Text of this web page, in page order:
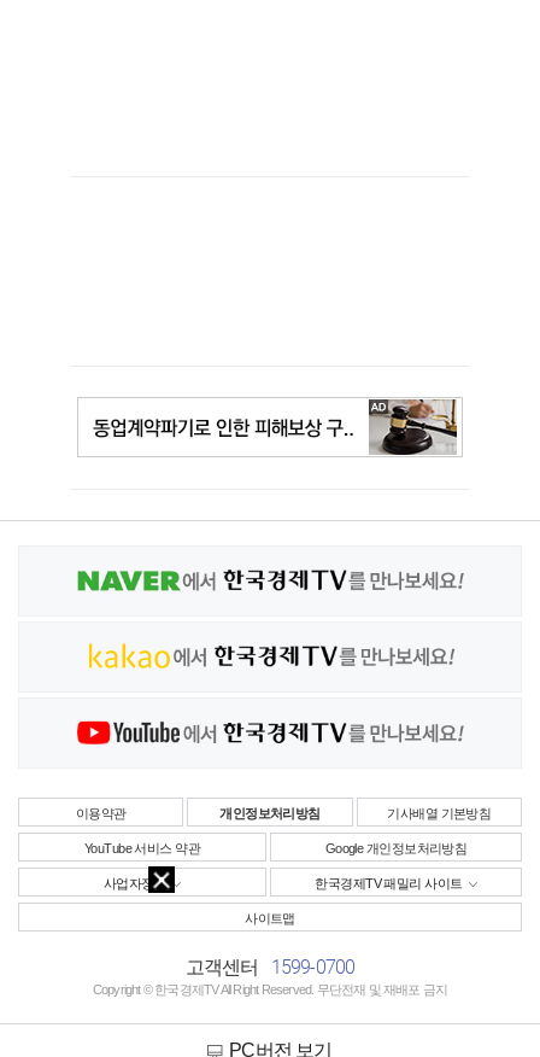
이용약관 개인정보처리방침 기사배열 기본방침
YouTube 서비스 약관 Google 개인정보처리방침
사업자정보 한국경제TV 패밀리 사이트
사이트맵
고객센터 1599-0700
Copyright © 한국경제TV All Right Reserved. 무단전재 및 재배포 금지
PC버전 보기